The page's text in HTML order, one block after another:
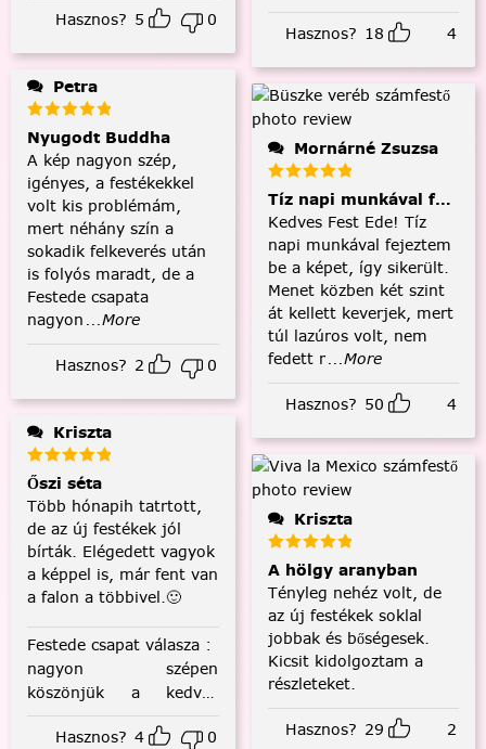
Hasznos? 5 0
Petra
Nyugodt Buddha
A kép nagyon szép,
igényes, a festékekkel
volt kis problémám,
mert néhány szín a
sokadik felkeverés után
is folyós maradt, de a
Festede csapata
nagyon ...More
Hasznos? 2 0
Kriszta
Őszi séta
Több hónapih tatrtott,
de az új festékek jól
bírták. Elégedett vagyok
a képpel is, már fent van
a falon a többivel.🙂
Festede csapat válasza :
nagyon szépen
köszönjük a kedves
visszajelzést! :)
Hasznos? 4 0
Hasznos? 18 4
Mornárné Zsuzsa
Tíz napi munkával
Kedves Fest Ede! Tíz
napi munkával fejeztem
be a képet, így sikerült.
Menet közben két szint
át kellett keverjek, mert
túl lazúros volt, nem
fedett r...More
Hasznos? 50 4
Kriszta
A hölgy aranyban
Tényleg nehéz volt, de
az új festékek soklal
jobbak és bőségesek.
Kicsit kidolgoztam a
részleteket.
Hasznos? 29 2